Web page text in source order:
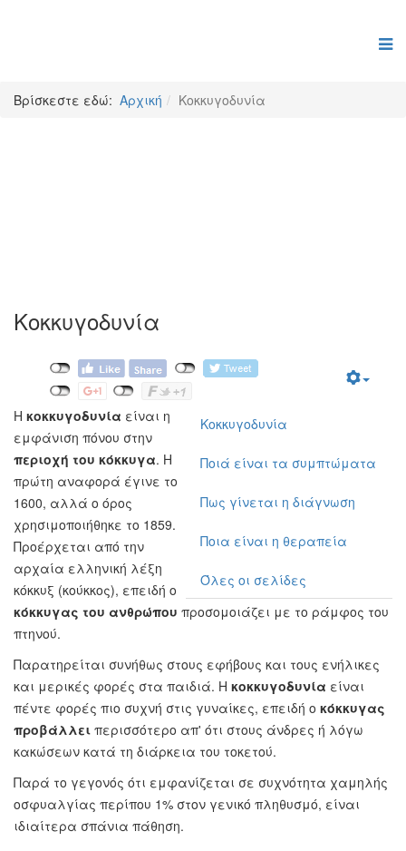
Βρίσκεστε εδώ: Αρχική Κοκκυγοδυνία
Κοκκυγοδυνία
Κοκκυγοδυνία
Ποιά είναι τα συμπτώματα
Πως γίνεται η διάγνωση
Ποια είναι η θεραπεία
Όλες οι σελίδες
Η κοκκυγοδυνία είναι η
εμφάνιση πόνου στην
περιοχή του κόκκυγα. Η
πρώτη αναφορά έγινε το
1600, αλλά ο όρος
χρησιμοποιήθηκε το 1859.
Προέρχεται από την
αρχαία ελληνική λέξη
κόκκυξ (κούκκος), επειδή ο
κόκκυγας του ανθρώπου προσομοιάζει με το ράμφος του
πτηνού.
Παρατηρείται συνήθως στους εφήβους και τους ενήλικες
και μερικές φορές στα παιδιά. Η κοκκυγοδυνία είναι
πέντε φορές πιο συχνή στις γυναίκες, επειδή ο κόκκυγας
προβάλλει περισσότερο απ' ότι στους άνδρες ή λόγω
κακώσεων κατά τη διάρκεια του τοκετού.
Παρά το γεγονός ότι εμφανίζεται σε συχνότητα χαμηλής
οσφυαλγίας περίπου 1% στον γενικό πληθυσμό, είναι
ιδιαίτερα σπάνια πάθηση.